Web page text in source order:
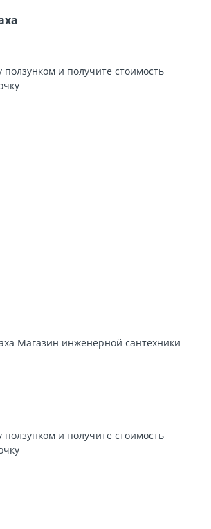
ползунком и получите стоимость
ползунком и получите стоимость